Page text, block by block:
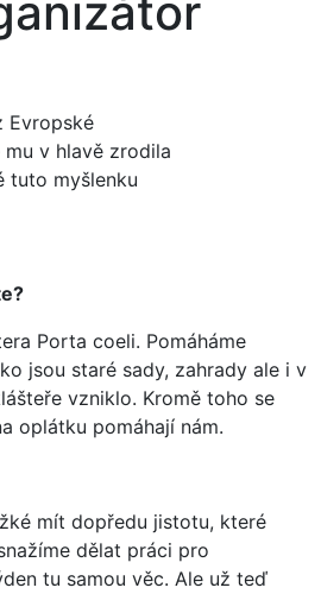
Evropské
v hlavě zrodila
tuto myšlenku
Porta coeli. Pomáháme
jsou staré sady, zahrady ale i v
vzniklo. Kromě toho se
oplátku pomáhají nám.
mít dopředu jistotu, které
dělat práci pro
tu samou věc. Ale už teď